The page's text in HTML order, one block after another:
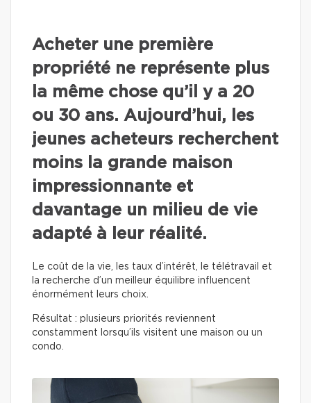
Acheter une première
propriété ne représente plus
la même chose qu’il y a 20
ou 30 ans. Aujourd’hui, les
jeunes acheteurs recherchent
moins la grande maison
impressionnante et
davantage un milieu de vie
adapté à leur réalité.
Le coût de la vie, les taux d’intérêt, le télétravail et
la recherche d’un meilleur équilibre influencent
énormément leurs choix.
Résultat : plusieurs priorités reviennent
constamment lorsqu’ils visitent une maison ou un
condo.